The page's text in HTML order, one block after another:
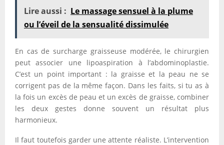
Lire aussi : Le massage sensuel à la plume
ou l’éveil de la sensualité dissimulée
En cas de surcharge graisseuse modérée, le chirurgien
peut associer une lipoaspiration à l’abdominoplastie.
C’est un point important : la graisse et la peau ne se
corrigent pas de la même façon. Dans les faits, si tu as à
la fois un excès de peau et un excès de graisse, combiner
les deux gestes donne souvent un résultat plus
harmonieux.
Il faut toutefois garder une attente réaliste. L’intervention